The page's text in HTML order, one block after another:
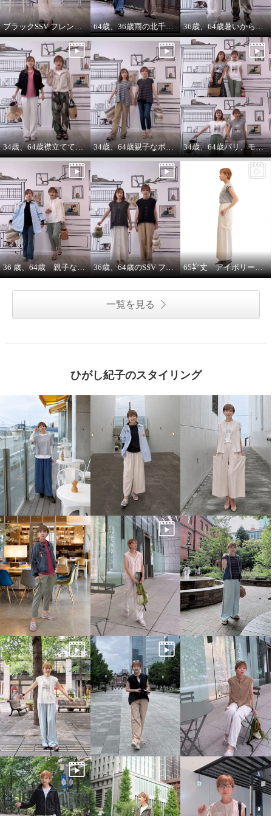
ブラックSSV フレンチシャツにブラックブルゾン so cool! 64歳、36歳雨の北千住迷路散歩 36歳、64歳暑いから ノースリーブ必須‼️暑いから腕は出す‼️
34歳、64歳襟立ててブルゾンを着る えっ？襟立てない？ 34歳、64歳親子なボーダーコーデstyle^_^ 34歳、64歳パリ、モンマルトルの階段プリントカットソーを着る。
36 歳、64歳 親子な年齢差コーデ 36歳、64歳のSSV フレンチスリーブシャツはジレにもなります。 65㌢丈 アイボリーワイドパンツは、シルエット、履き心地ピカイチ
一覧を見る
ひがし紀子のスタイリング